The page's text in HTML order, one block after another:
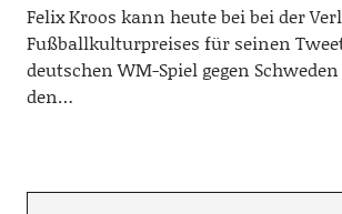
Felix Kroos kann heute bei bei der
Fußballkulturpreises für seinen
deutschen WM-Spiel gegen
den…